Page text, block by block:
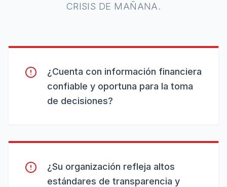
CRISIS DE MAÑANA.
¿Cuenta con información financiera
confiable y oportuna para la toma
de decisiones?
¿Su organización refleja altos
estándares de transparencia y